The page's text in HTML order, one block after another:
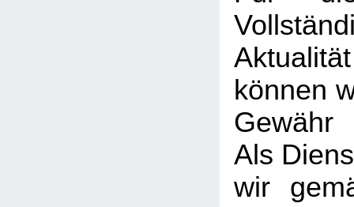
können
Gewähr
Als
wir